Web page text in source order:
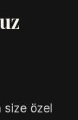
size özel